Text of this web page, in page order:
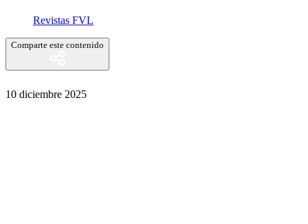
Revistas FVL
Comparte este contenido
10 diciembre 2025